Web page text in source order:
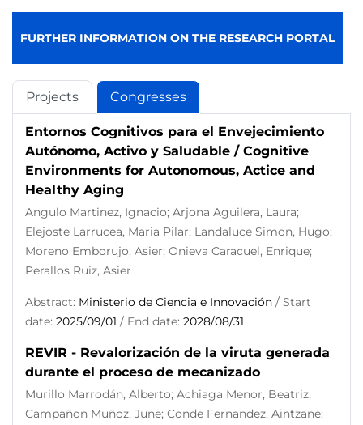
FURTHER INFORMATION ON THE RESEARCH PORTAL
Projects Congresses
Entornos Cognitivos para el Envejecimiento
Autónomo, Activo y Saludable / Cognitive
Environments for Autonomous, Actice and
Healthy Aging
Angulo Martinez, Ignacio; Arjona Aguilera, Laura;
Elejoste Larrucea, Maria Pilar; Landaluce Simon, Hugo;
Moreno Emborujo, Asier; Onieva Caracuel, Enrique;
Perallos Ruiz, Asier
Abstract: Ministerio de Ciencia e Innovación / Start
date: 2025/09/01 / End date: 2028/08/31
REVIR - Revalorización de la viruta generada
durante el proceso de mecanizado
Murillo Marrodán, Alberto; Achiaga Menor, Beatriz;
Campañon Muñoz, June; Conde Fernandez, Aintzane;